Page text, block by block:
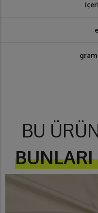
BU